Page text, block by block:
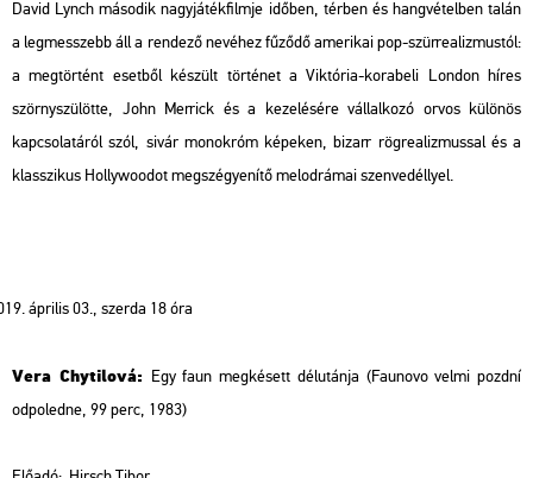
David Lynch második nagyjátékfilmje időben, térben és hangvételben talán
a legmesszebb áll a rendező nevéhez fűződő amerikai pop-szürrealizmustól:
a megtörtént esetből készült történet a Viktória-korabeli London híres
szörnyszülötte, John Merrick és a kezelésére vállalkozó orvos különös
kapcsolatáról szól, sivár monokróm képeken, bizarr rögrealizmussal és a
klasszikus Hollywoodot megszégyenítő melodrámai szenvedéllyel.
április 03., szerda 18 óra
Vera Chytilová: Egy faun megkésett délutánja (Faunovo velmi pozdní
odpoledne, 99 perc, 1983)